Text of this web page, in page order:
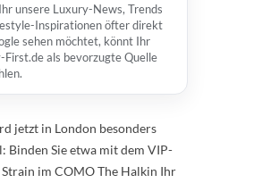
unsere Luxury-News, Trends
Inspirationen öfter direkt
sehen möchtet, könnt Ihr
First.de als bevorzugte Quelle
jetzt in London besonders
Binden Sie etwa mit dem VIP-
im COMO The Halkin Ihr